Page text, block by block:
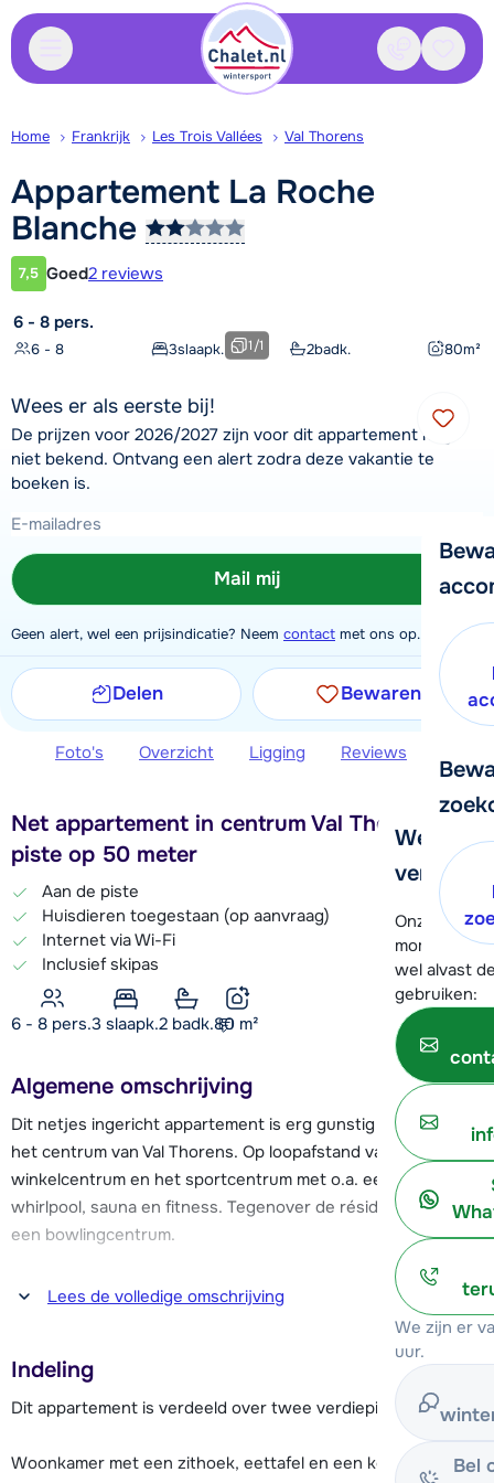
Contact
We
verder!
Onze
moment
wel alvast
gebruiken:
We zijn er
uur.
Bel
Home Frankrijk Les Trois Vallées Val Thorens
Appartement La Roche
Blanche
Klantwaardering
7,5 Goed2 reviews
6 - 8 pers.
6 - 8 3slaapk. 2badk. 80m²
1/1
Wees er als eerste bij!
De prijzen voor 2026/2027 zijn voor dit appartement nog
niet bekend. Ontvang een alert zodra deze vakantie te
boeken is.
Mail mij
Geen alert, wel een prijsindicatie? Neem contact met ons op.
Delen Bewaren
Foto's Overzicht Ligging Reviews
Net appartement in centrum Val Thorens,
piste op 50 meter
Aan de piste
Huisdieren toegestaan (op aanvraag)
Internet via Wi-Fi
Inclusief skipas
6 - 8 pers.3 slaapk.2 badk.80 m²
Algemene omschrijving
Dit netjes ingericht appartement is erg gunstig gelegen in
het centrum van Val Thorens. Op loopafstand van het
winkelcentrum en het sportcentrum met o.a. een zwembad,
whirlpool, sauna en fitness. Tegenover de résidence is er
een bowlingcentrum.
Vanuit de résidence sta je binnen enkele tellen op de piste,
die zich op nog geen 50 meter loopafstand bevindt. Via deze
piste ski je gemakkelijk naar de diverse skiliften van Val
Thorens. Bij de piste en skiliften zijn ook de
(kinder)skischolen te vinden.
Val Thorens heeft een autovrij centrum. De auto dien je
Lees de volledige omschrijving
Indeling
Dit appartement is verdeeld over twee verdiepingen.
Woonkamer met een zithoek, eettafel en een keuken met